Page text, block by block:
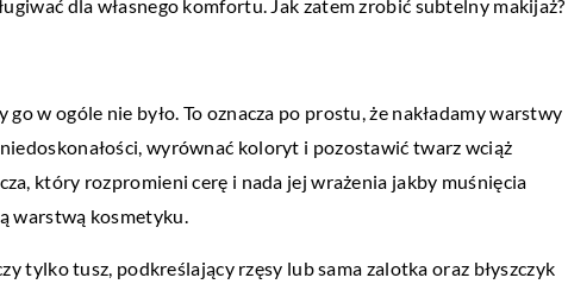
dla własnego komfortu. Jak zatem zrobić subtelny makijaż?
w ogóle nie było. To oznacza po prostu, że nakładamy warstwy
wyrównać koloryt i pozostawić twarz wciąż
który rozpromieni cerę i nada jej wrażenia jakby muśnięcia
warstwą kosmetyku.
tylko tusz, podkreślający rzęsy lub sama zalotka oraz błyszczyk
mogące
BUDOWNICTWO